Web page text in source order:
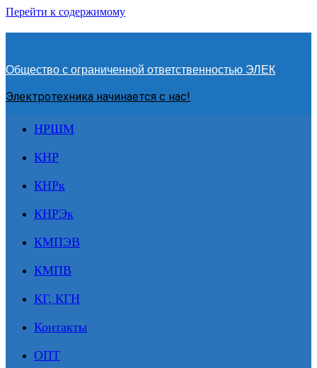
Перейти к содержимому
Общество с ограниченной ответственностью ЭЛЕК
Электротехника начинается с нас!
НРШМ
КНР
КНРк
КНРЭк
КМПЭВ
КМПВ
КГ, КГН
Контакты
ОПТ